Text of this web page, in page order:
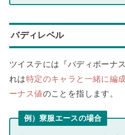
バディレベル
ツイステには『バディボーナ
れは特定のキャラと一緒に編
ーナス値のことを指します。
例）寮服エースの場合